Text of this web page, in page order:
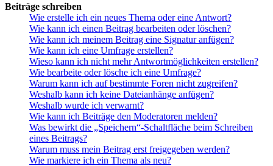
Beiträge schreiben
Wie erstelle ich ein neues Thema oder eine Antwort?
Wie kann ich einen Beitrag bearbeiten oder löschen?
Wie kann ich meinem Beitrag eine Signatur anfügen?
Wie kann ich eine Umfrage erstellen?
Wieso kann ich nicht mehr Antwortmöglichkeiten erstellen?
Wie bearbeite oder lösche ich eine Umfrage?
Warum kann ich auf bestimmte Foren nicht zugreifen?
Weshalb kann ich keine Dateianhänge anfügen?
Weshalb wurde ich verwarnt?
Wie kann ich Beiträge den Moderatoren melden?
Was bewirkt die „Speichern“-Schaltfläche beim Schreiben
eines Beitrags?
Warum muss mein Beitrag erst freigegeben werden?
Wie markiere ich ein Thema als neu?